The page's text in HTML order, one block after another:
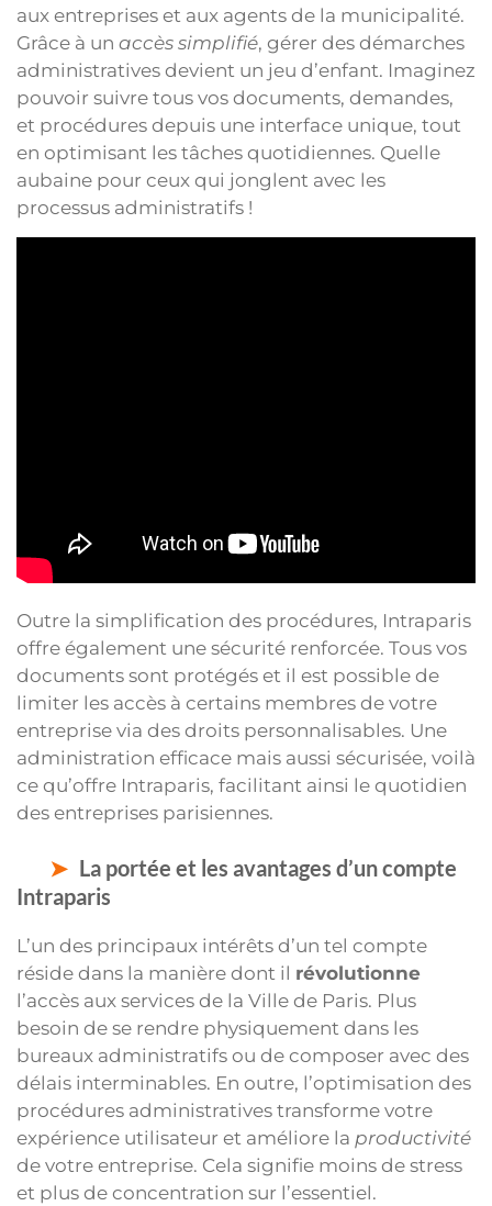
aux entreprises et aux agents de la municipalité.
Grâce à un accès simplifié, gérer des démarches
administratives devient un jeu d’enfant. Imaginez
pouvoir suivre tous vos documents, demandes,
et procédures depuis une interface unique, tout
en optimisant les tâches quotidiennes. Quelle
aubaine pour ceux qui jonglent avec les
processus administratifs !
Outre la simplification des procédures, Intraparis
offre également une sécurité renforcée. Tous vos
documents sont protégés et il est possible de
limiter les accès à certains membres de votre
entreprise via des droits personnalisables. Une
administration efficace mais aussi sécurisée, voilà
ce qu’offre Intraparis, facilitant ainsi le quotidien
des entreprises parisiennes.
La portée et les avantages d’un compte
Intraparis
L’un des principaux intérêts d’un tel compte
réside dans la manière dont il révolutionne
l’accès aux services de la Ville de Paris. Plus
besoin de se rendre physiquement dans les
bureaux administratifs ou de composer avec des
délais interminables. En outre, l’optimisation des
procédures administratives transforme votre
expérience utilisateur et améliore la productivité
de votre entreprise. Cela signifie moins de stress
et plus de concentration sur l’essentiel.